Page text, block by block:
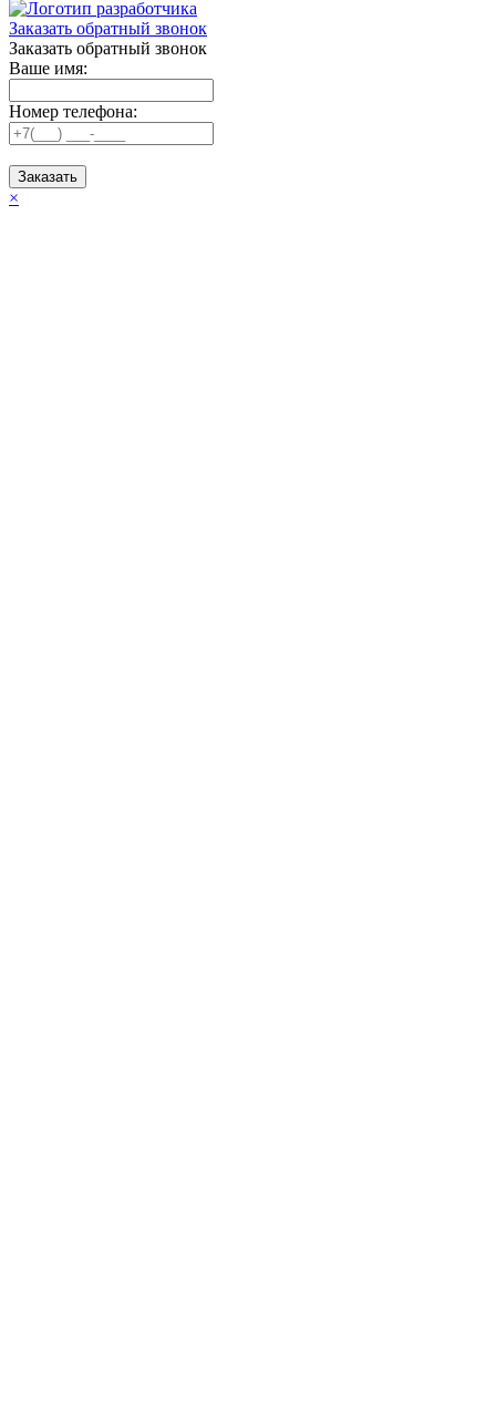
Заказать обратный звонок
Заказать обратный звонок
Ваше имя:
Номер телефона:
Заказать
×